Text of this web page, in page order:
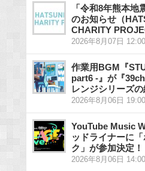
「令和8年熊本地
のお知らせ（
CHARITY
2026年8月07日 12:00
作業用BGM『
part6 -』が『
レンジシリーズの
2026年8月06日 19:00
YouTube Music
ッドライナーに
ク」が参加決定！
2026年8月06日 14:00